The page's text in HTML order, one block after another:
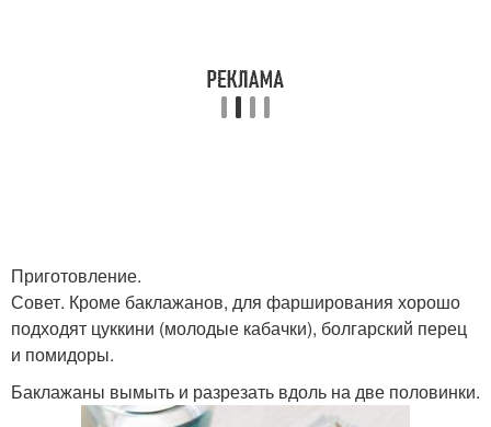
Приготовление.
Совет. Кроме баклажанов, для фарширования хорошо
подходят цуккини (молодые кабачки), болгарский перец
и помидоры.
Баклажаны вымыть и разрезать вдоль на две половинки.